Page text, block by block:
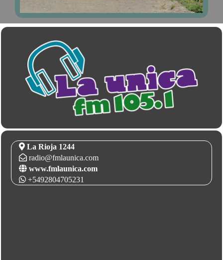
La Rioja 1244
radio@fmlaunica.com
www.fmlaunica.com
+5492804705231